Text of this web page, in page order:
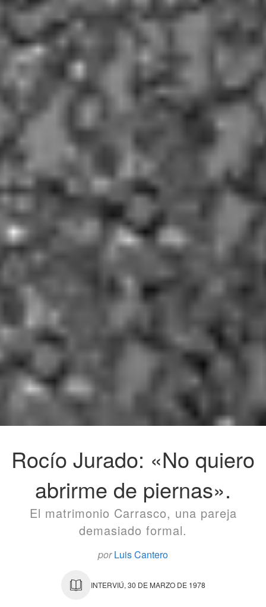
Rocío Jurado: «No quiero
abrirme de piernas».
El matrimonio Carrasco, una pareja
demasiado formal.
por Luis Cantero
INTERVIÚ, 30 DE MARZO DE 1978